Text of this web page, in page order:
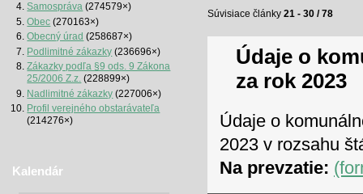
Samospráva (274579×)
Obec (270163×)
Obecný úrad (258687×)
Podlimitné zákazky (236696×)
Zákazky podľa §9 ods. 9 Zákona
25/2006 Z.z. (228899×)
Nadlimitné zákazky (227006×)
Profil verejného obstarávateľa
(214276×)
Kalendár
Súvisiace články 21 - 30 / 78
Údaje o
za rok 2023
Údaje o
2023 v rozsahu
Na prevzatie: